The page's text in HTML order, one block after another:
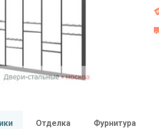
Отделка Фурнитура